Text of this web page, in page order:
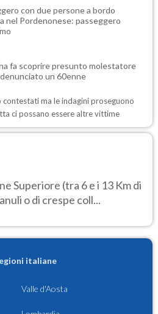
con due persone a bordo
nel Pordenonese: passeggero
fa scoprire presunto molestatore
un 60enne
ma le indagini proseguono
ci possano essere altre vittime
Superiore (tra 6 e i 13 Km di
o di crespe coll...
italiane
Valle d'Aosta